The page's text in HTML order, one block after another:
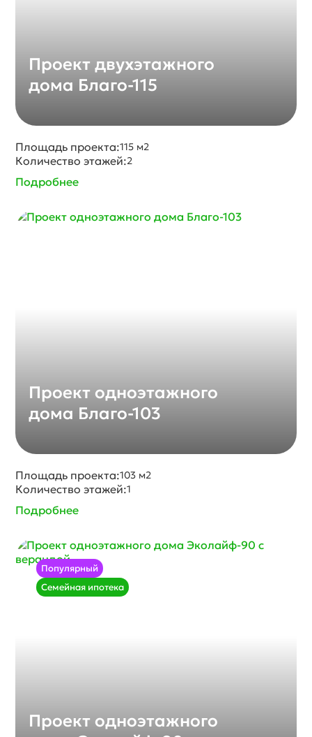
Проект двухэтажного
дома Благо-115
Площадь проекта:115 м2
Количество этажей:2
Подробнее
Проект одноэтажного
дома Благо-103
Площадь проекта:103 м2
Количество этажей:1
Подробнее
Популярный
Семейная ипотека
Проект одноэтажного